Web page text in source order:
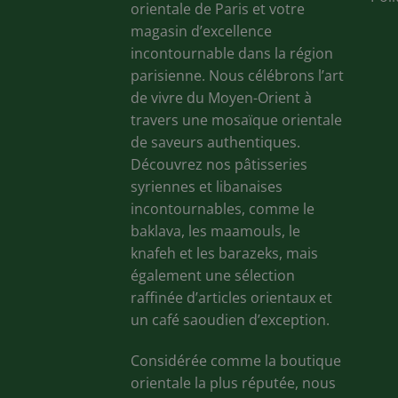
orientale de Paris et votre
magasin d’excellence
incontournable dans la région
parisienne. Nous célébrons l’art
de vivre du Moyen-Orient à
travers une mosaïque orientale
de saveurs authentiques.
Découvrez nos pâtisseries
syriennes et libanaises
incontournables, comme le
baklava, les maamouls, le
knafeh et les barazeks, mais
également une sélection
raffinée d’articles orientaux et
un café saoudien d’exception.
Considérée comme la boutique
orientale la plus réputée, nous